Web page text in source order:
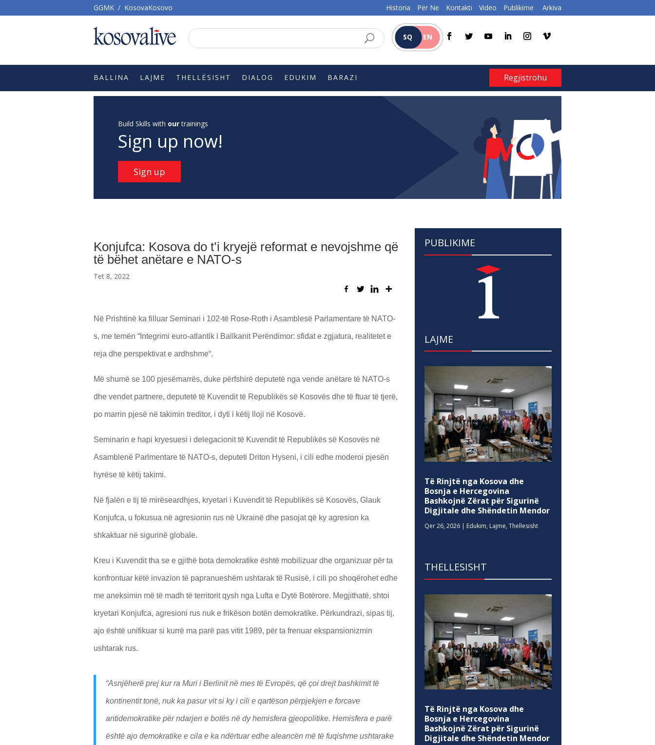
GGMK / KosovaKosovo Historia Për Ne Kontakti Video Publikime Arkiva
SQ EN
BALLINA LAJME THELLËSISHT DIALOG EDUKIM BARAZI Regjistrohu
Build Skills with ourtrainings
Sign up now!
Sign up
Konjufca: Kosova do t’i kryejë reformat e nevojshme që
të bëhet anëtare e NATO-s
Tet 8, 2022
Në Prishtinë ka filluar Seminari i 102-të Rose-Roth i Asamblesë Parlamentare të NATO-
s, me temën “Integrimi euro-atlantik i Ballkanit Perëndimor: sfidat e zgjatura, realitetet e
reja dhe perspektivat e ardhshme“.
Më shumë se 100 pjesëmarrës, duke përfshirë deputetë nga vende anëtare të NATO-s
dhe vendet partnere, deputetë të Kuvendit të Republikës së Kosovës dhe të ftuar të tjerë,
po marrin pjesë në takimin treditor, i dyti i këtij lloji në Kosovë.
Seminarin e hapi kryesuesi i delegacionit të Kuvendit të Republikës së Kosovës në
Asamblenë Parlmentare të NATO-s, deputeti Driton Hyseni, i cili edhe moderoi pjesën
hyrëse të këtij takimi.
Në fjalën e tij të mirëseardhjes, kryetari i Kuvendit të Republikës së Kosovës, Glauk
Konjufca, u fokusua në agresionin rus në Ukrainë dhe pasojat që ky agresion ka
shkaktuar në sigurinë globale.
Kreu i Kuvendit tha se e gjithë bota demokratike është mobilizuar dhe organizuar për ta
konfrontuar këtë invazion të papranueshëm ushtarak të Rusisë, i cili po shoqërohet edhe
me aneksimin më të madh të territorit qysh nga Lufta e Dytë Botërore. Megjithatë, shtoi
kryetari Konjufca, agresioni rus nuk e frikëson botën demokratike. Përkundrazi, sipas tij,
ajo është unifikuar si kurrë ma parë pas vitit 1989, për ta frenuar ekspansionizmin
ushtarak rus.
“Asnjëherë prej kur ra Muri i Berlinit në mes të Evropës, që çoi drejt bashkimit të
kontinentit tonë, nuk ka pasur vit si ky i cili e qartëson përpjekjen e forcave
antidemokratike për ndarjen e botës në dy hemisfera gjeopolitike. Hemisfera e parë
është ajo demokratike e cila e ka ndërtuar edhe aleancën më të fuqishme ushtarake
PUBLIKIME
LAJME
Të Rinjtë nga Kosova dhe
Bosnja e Hercegovina
Bashkojnë Zërat për Sigurinë
Digjitale dhe Shëndetin Mendor
Qer 26, 2026 | Edukim, Lajme,Thellesisht
THELLESISHT
Të Rinjtë nga Kosova dhe
Bosnja e Hercegovina
Bashkojnë Zërat për Sigurinë
Digjitale dhe Shëndetin Mendor